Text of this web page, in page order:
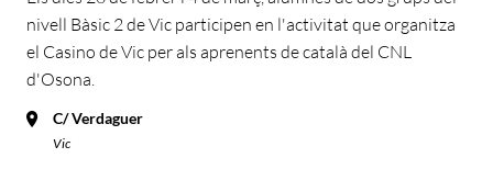
nivell Bàsic 2 de Vic participen en l'activitat que organitza
el Casino de Vic per als aprenents de català del CNL
d'Osona.
C/ Verdaguer
Vic